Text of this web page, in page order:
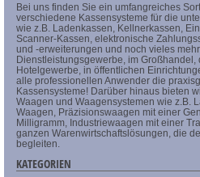
Bei uns finden Sie ein umfangreiches
verschiedene Kassensysteme für die
wie z.B. Ladenkassen, Kellnerkassen,
Scanner-Kassen, elektronische
und -erweiterungen und noch vieles
Dienstleistungsgewerbe, im Großhandel,
Hotelgewerbe, in öffentlichen
alle professionellen Anwender die
Kassensysteme! Darüber hinaus bieten
Waagen und Waagensystemen wie z.B.
Waagen, Präzisionswaagen mit einer
Milligramm, Industriewaagen mit einer
ganzen Warenwirtschaftslösungen, die
begleiten.
KATEGORIEN